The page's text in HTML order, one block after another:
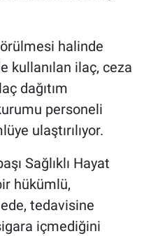
halinde
kullanılan ilaç, ceza
dağıtım
personeli
ulaştırılıyor.
Sağlıklı Hayat
hükümlü,
tedavisine
içmediğini